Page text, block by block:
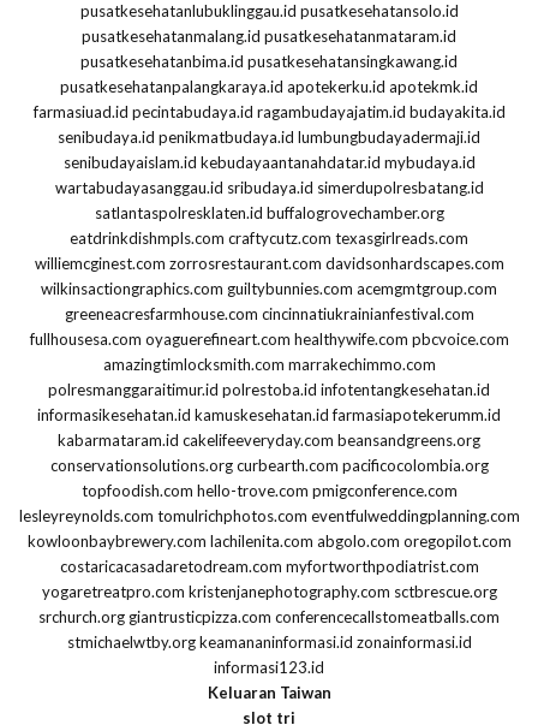
pusatkesehatanlubuklinggau.id pusatkesehatansolo.id
pusatkesehatanmalang.id pusatkesehatanmataram.id
pusatkesehatanbima.id pusatkesehatansingkawang.id
pusatkesehatanpalangkaraya.id apotekerku.id apotekmk.id
farmasiuad.id pecintabudaya.id ragambudayajatim.id budayakita.id
senibudaya.id penikmatbudaya.id lumbungbudayadermaji.id
senibudayaislam.id kebudayaantanahdatar.id mybudaya.id
wartabudayasanggau.id sribudaya.id simerdupolresbatang.id
satlantaspolresklaten.id buffalogrovechamber.org
eatdrinkdishmpls.com craftycutz.com texasgirlreads.com
williemcginest.com zorrosrestaurant.com davidsonhardscapes.com
wilkinsactiongraphics.com guiltybunnies.com acemgmtgroup.com
greeneacresfarmhouse.com cincinnatiukrainianfestival.com
fullhousesa.com oyaguerefineart.com healthywife.com pbcvoice.com
amazingtimlocksmith.com marrakechimmo.com
polresmanggaraitimur.id polrestoba.id infotentangkesehatan.id
informasikesehatan.id kamuskesehatan.id farmasiapotekerumm.id
kabarmataram.id cakelifeeveryday.com beansandgreens.org
conservationsolutions.org curbearth.com pacificocolombia.org
topfoodish.com hello-trove.com pmigconference.com
lesleyreynolds.com tomulrichphotos.com eventfulweddingplanning.com
kowloonbaybrewery.com lachilenita.com abgolo.com oregopilot.com
costaricacasadaretodream.com myfortworthpodiatrist.com
yogaretreatpro.com kristenjanephotography.com sctbrescue.org
srchurch.org giantrusticpizza.com conferencecallstomeatballs.com
stmichaelwtby.org keamananinformasi.id zonainformasi.id
informasi123.id
Keluaran Taiwan
slot tri